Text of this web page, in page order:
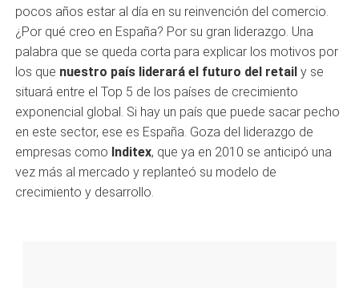
pocos años estar al día en su reinvención del comercio.
¿Por qué creo en España? Por su gran liderazgo. Una
palabra que se queda corta para explicar los motivos por
los que nuestro país liderará el futuro del retail y se
situará entre el Top 5 de los países de crecimiento
exponencial global. Si hay un país que puede sacar pecho
en este sector, ese es España. Goza del liderazgo de
empresas como Inditex, que ya en 2010 se anticipó una
vez más al mercado y replanteó su modelo de
crecimiento y desarrollo.